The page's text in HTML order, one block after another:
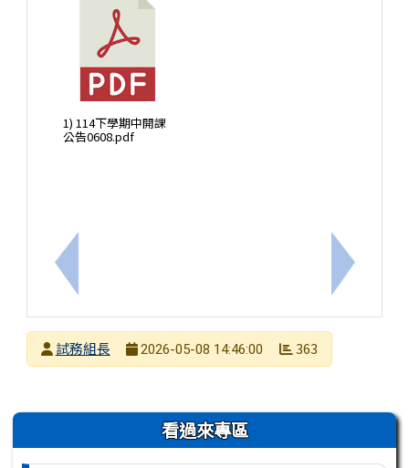
上一筆：「C數位學習講師培訓工作坊-因材網」
1) 114下學期中開課
公告0608.pdf
下一筆：
發布者試務組長
2026-05-08 14:46:00 363
左邊區域內容 看過來專區